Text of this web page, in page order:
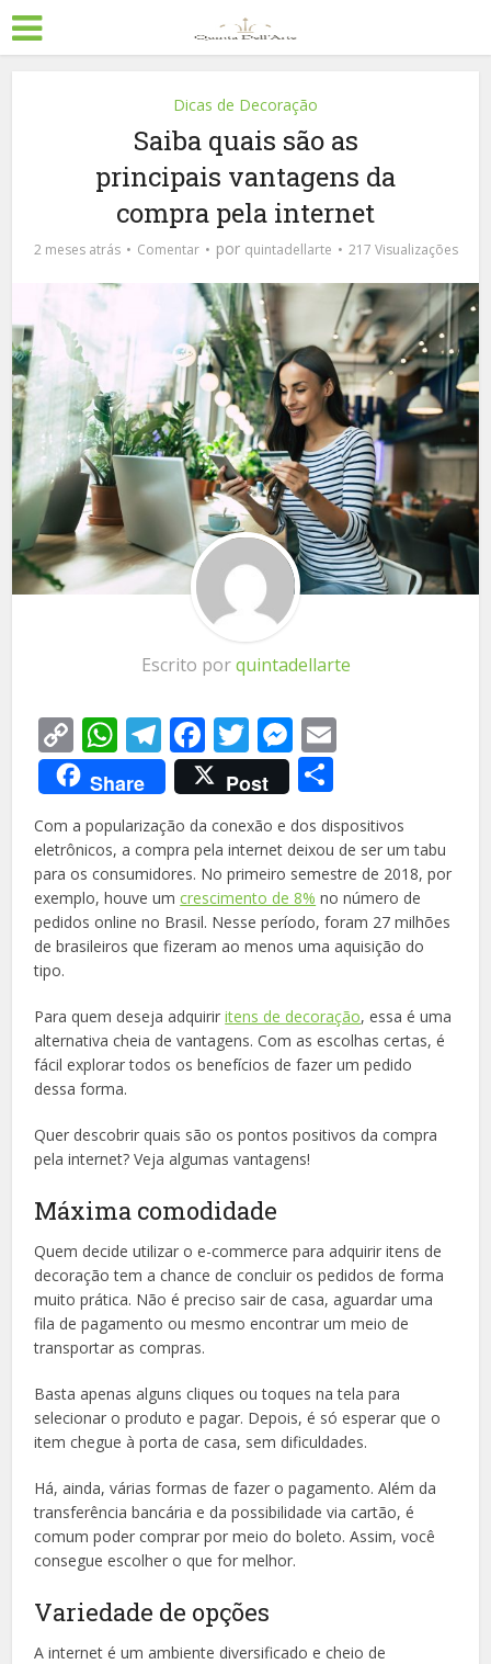
Dicas de Decoração
Saiba quais são as
principais vantagens da
compra pela internet
2 meses atrás Comentar por quintadellarte 217 Visualizações
Escrito porquintadellarte
Copy
Link
WhatsApp
Telegram
Facebook
TwitterMessenger
Share Post
Com a popularização da conexão e dos dispositivos
eletrônicos, a compra pela internet deixou de ser um tabu
para os consumidores. No primeiro semestre de 2018, por
exemplo, houve um crescimento de 8% no número de
pedidos online no Brasil. Nesse período, foram 27 milhões
de brasileiros que fizeram ao menos uma aquisição do
tipo.
Para quem deseja adquirir itens de decoração, essa é uma
alternativa cheia de vantagens. Com as escolhas certas, é
fácil explorar todos os benefícios de fazer um pedido
dessa forma.
Quer descobrir quais são os pontos positivos da compra
pela internet? Veja algumas vantagens!
Máxima comodidade
Quem decide utilizar o e-commerce para adquirir itens de
decoração tem a chance de concluir os pedidos de forma
muito prática. Não é preciso sair de casa, aguardar uma
fila de pagamento ou mesmo encontrar um meio de
transportar as compras.
Basta apenas alguns cliques ou toques na tela para
selecionar o produto e pagar. Depois, é só esperar que o
item chegue à porta de casa, sem dificuldades.
Há, ainda, várias formas de fazer o pagamento. Além da
transferência bancária e da possibilidade via cartão, é
comum poder comprar por meio do boleto. Assim, você
consegue escolher o que for melhor.
Variedade de opções
A internet é um ambiente diversificado e cheio de